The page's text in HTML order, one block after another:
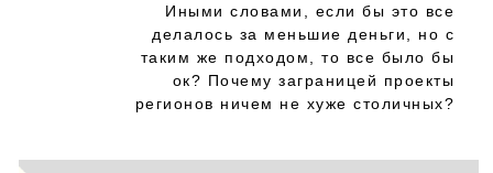
Иными словами, если бы это все
делалось за меньшие деньги, но с
таким же подходом, то все было бы
ок? Почему заграницей проекты
регионов ничем не хуже столичных?